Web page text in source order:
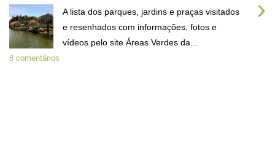
›
A lista dos parques, jardins e praças visitados
e resenhados com informações, fotos e
vídeos pelo site Áreas Verdes da...
8 comentários